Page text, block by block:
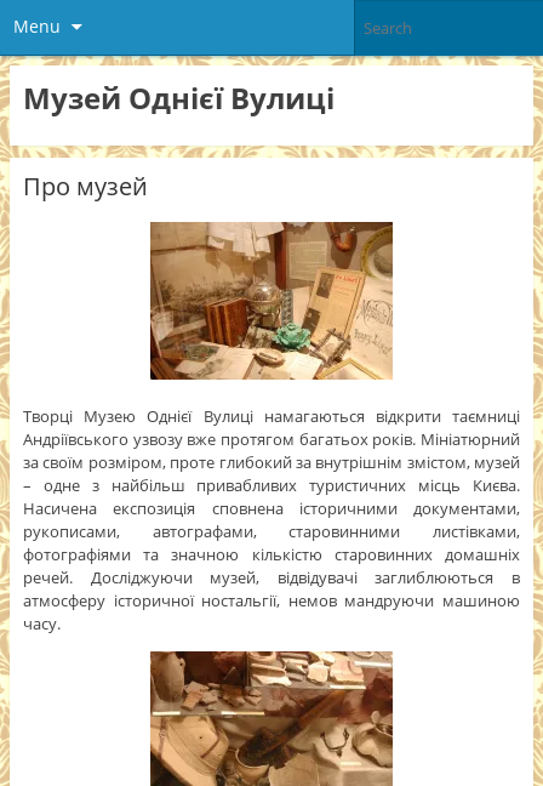
Menu
Музей Однієї Вулиці
Про музей
Творці Музею Однієї Вулиці намагаються відкрити таємниці
Андріївського узвозу вже протягом багатьох років. Мініатюрний
за своїм розміром, проте глибокий за внутрішнім змістом, музей
– одне з найбільш привабливих туристичних місць Києва.
Насичена експозиція сповнена історичними документами,
рукописами, автографами, старовинними листівками,
фотографіями та значною кількістю старовинних домашніх
речей. Досліджуючи музей, відвідувачі заглиблюються в
атмосферу історичної ностальгії, немов мандруючи машиною
часу.